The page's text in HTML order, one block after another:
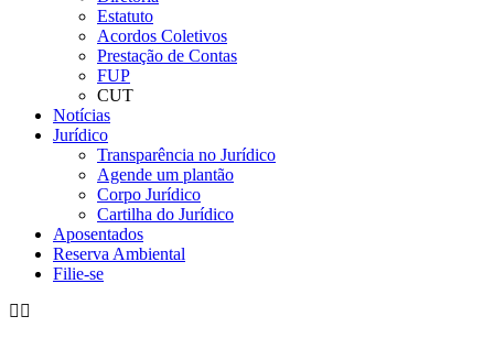
Estatuto
Acordos Coletivos
Prestação de Contas
FUP
CUT
Notícias
Jurídico
Transparência no Jurídico
Agende um plantão
Corpo Jurídico
Cartilha do Jurídico
Aposentados
Reserva Ambiental
Filie-se